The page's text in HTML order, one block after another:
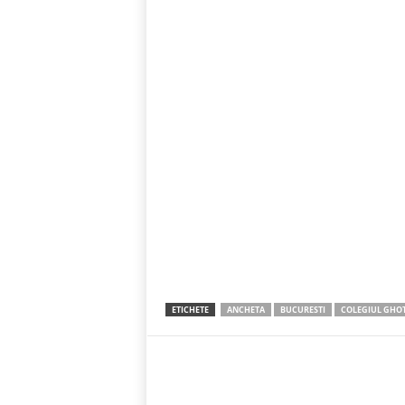
ETICHETE ANCHETA BUCURESTI COLEGIUL